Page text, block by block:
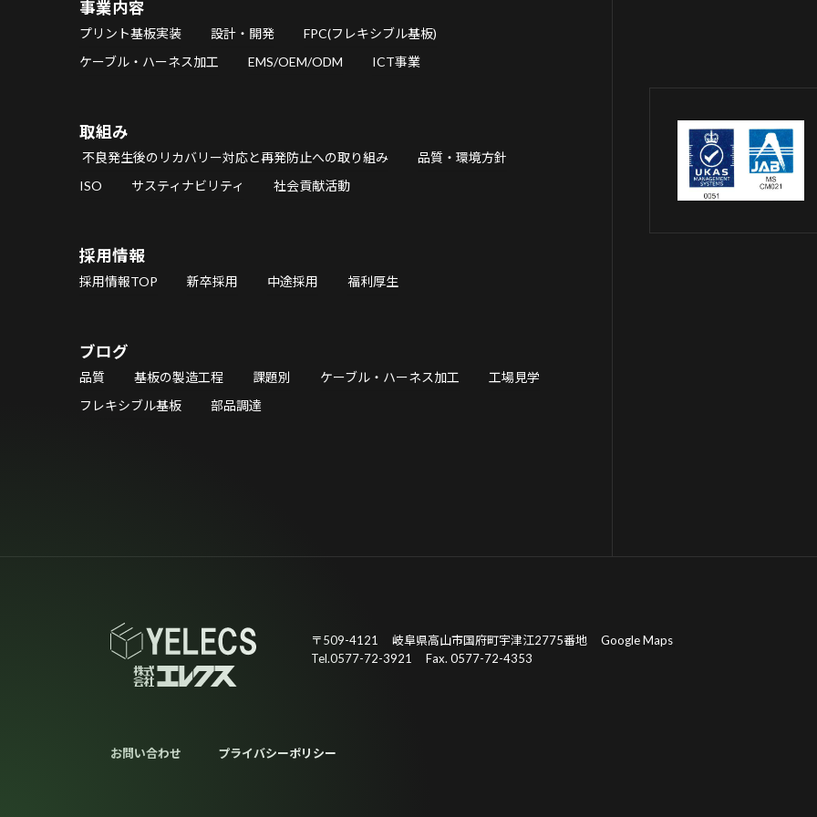
事業内容
プリント基板実装 設計・開発
FPC(フレキシブル基板)
ケーブル・ハーネス加工
EMS/OEM/ODM ICT事業
取組み
不良発生後のリカバリー対応と再発防止への取り組み
品質・環境方針
ISO
サスティナビリティ 社会貢献活動
採用情報
採用情報TOP 新卒採用 中途採用 福利厚生
ブログ
品質 基板の製造工程 課題別 ケーブル・ハーネス加工
工場見学
フレキシブル基板
部品調達
〒509-4121 岐阜県高山市国府町宇津江2775番地
Google Maps
Tel.0577-72-3921
Fax. 0577-72-4353
お問い合わせ プライバシーポリシー